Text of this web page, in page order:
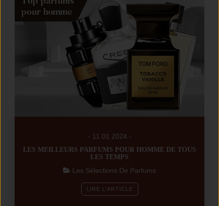
- 11 01 2024 -
LES MEILLEURS PARFUMS POUR HOMME DE TOUS
LES TEMPS
Les Sélections De Parfums
LIRE L'ARTICLE